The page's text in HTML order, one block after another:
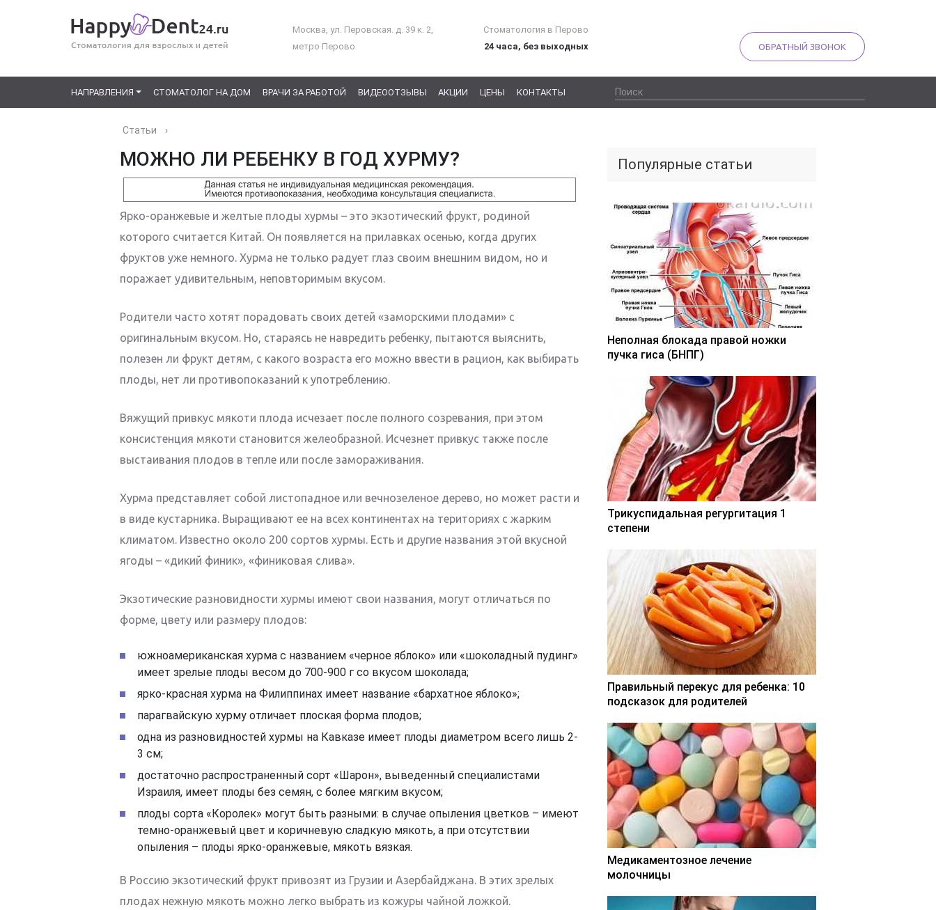
Москва, ул. Перовская. д. 39 к. 2,
метро Перово
Стоматология в Перово
24 часа, без выходных
ОБРАТНЫЙ ЗВОНОК
НАПРАВЛЕНИЯ СТОМАТОЛОГ НА ДОМ ВРАЧИ ЗА РАБОТОЙ ВИДЕООТЗЫВЫ АКЦИИ ЦЕНЫ КОНТАКТЫ
Статьи ›
МОЖНО ЛИ РЕБЕНКУ В ГОД ХУРМУ?
Ярко-оранжевые и желтые плоды хурмы – это экзотический фрукт, родиной
которого считается Китай. Он появляется на прилавках осенью, когда других
фруктов уже немного. Хурма не только радует глаз своим внешним видом, но и
поражает удивительным, неповторимым вкусом.
Родители часто хотят порадовать своих детей «заморскими плодами» с
оригинальным вкусом. Но, стараясь не навредить ребенку, пытаются выяснить,
полезен ли фрукт детям, с какого возраста его можно ввести в рацион, как выбирать
плоды, нет ли противопоказаний к употреблению.
Вяжущий привкус мякоти плода исчезает после полного созревания, при этом
консистенция мякоти становится желеобразной. Исчезнет привкус также после
выстаивания плодов в тепле или после замораживания.
Хурма представляет собой листопадное или вечнозеленое дерево, но может расти и
в виде кустарника. Выращивают ее на всех континентах на териториях с жарким
климатом. Известно около 200 сортов хурмы. Есть и другие названия этой вкусной
ягоды – «дикий финик», «финиковая слива».
Экзотические разновидности хурмы имеют свои названия, могут отличаться по
форме, цвету или размеру плодов:
южноамериканская хурма с названием «черное яблоко» или «шоколадный пудинг»
имеет зрелые плоды весом до 700-900 г со вкусом шоколада;
ярко-красная хурма на Филиппинах имеет название «бархатное яблоко»;
парагвайскую хурму отличает плоская форма плодов;
одна из разновидностей хурмы на Кавказе имеет плоды диаметром всего лишь 2-
3 см;
достаточно распространенный сорт «Шарон», выведенный специалистами
Израиля, имеет плоды без семян, с более мягким вкусом;
плоды сорта «Королек» могут быть разными: в случае опыления цветков – имеют
темно-оранжевый цвет и коричневую сладкую мякоть, а при отсутствии
опыления – плоды ярко-оранжевые, мякоть вязкая.
В Россию экзотический фрукт привозят из Грузии и Азербайджана. В этих зрелых
плодах нежную мякоть можно легко выбрать из кожуры чайной ложкой.
Популярные статьи
Неполная блокада правой ножки
пучка гиса (БНПГ)
Трикуспидальная регургитация 1
степени
Правильный перекус для ребенка: 10
подсказок для родителей
Медикаментозное лечение
молочницы